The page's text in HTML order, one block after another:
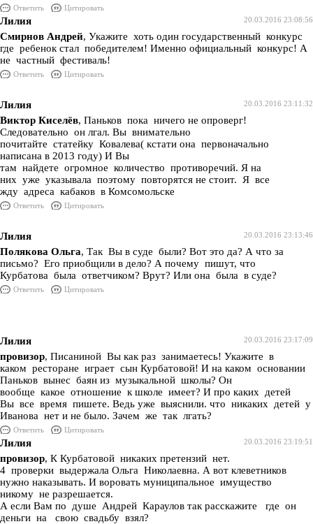
Ответить
Цитировать
20.03.2016 23:08:56
Лилия
Смирнов Андрей, Укажите хоть один государственный конкурс
где ребенок стал победителем! Именно официальный конкурс! А
не частный фестиваль!
Ответить Цитировать
20.03.2016 23:11:32
Лилия
Виктор Киселёв, Паньков пока ничего не опроверг!
Следовательно он лгал. Вы внимательно
почитайте статейку Ковалева( кстати она первоначально
написана в 2013 году) И Вы
там найдете огромное количество противоречий. Я на
них уже указывала поэтому повторятся не стоит. Я все
жду адреса кабаков в Комсомольске
Ответить Цитировать
20.03.2016 23:13:46
Лилия
Полякова Ольга, Так Вы в суде были? Вот это да? А что за
письмо? Его приобщили в дело? А почему пишут, что
Курбатова была ответчиком? Врут? Или она была в суде?
Ответить Цитировать
20.03.2016 23:17:09
Лилия
провизор, Писаниной Вы как раз занимаетесь! Укажите в
каком ресторане играет сын Курбатовой! И на каком основании
Паньков вынес баян из музыкальной школы? Он
вообще какое отношение к школе имеет? И про каких детей
Вы все время пишете. Ведь уже выяснили. что никаких детей у
Иванова нет и не было. Зачем же так лгать?
Ответить
Цитировать
20.03.2016 23:19:51
Лилия
провизор, К Курбатовой никаких претензий нет.
4 проверки выдержала Ольга Николаевна. А вот клеветников
нужно наказывать. И воровать муниципальное имущество
никому не разрешается.
А если Вам по душе Андрей Караулов так расскажите где он
деньги на свою свадьбу взял?